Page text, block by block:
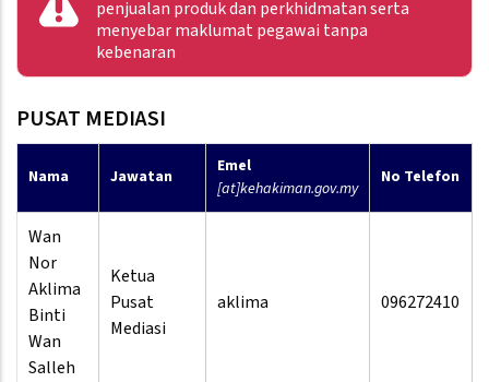
penjualan produk dan perkhidmatan serta
menyebar maklumat pegawai tanpa
kebenaran
PUSAT MEDIASI
Nama Jawatan
Emel
[at]kehakiman.gov.my
No Telefon
Wan
Nor
Aklima
Binti
Wan
Salleh
Ketua
Pusat
Mediasi
aklima 096272410